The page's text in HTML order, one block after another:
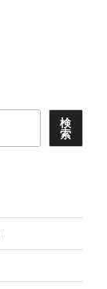
検
索